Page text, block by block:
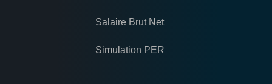
Salaire Brut Net
Simulation PER